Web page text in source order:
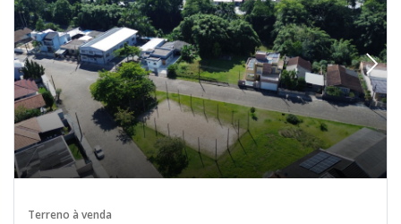
Terreno à venda